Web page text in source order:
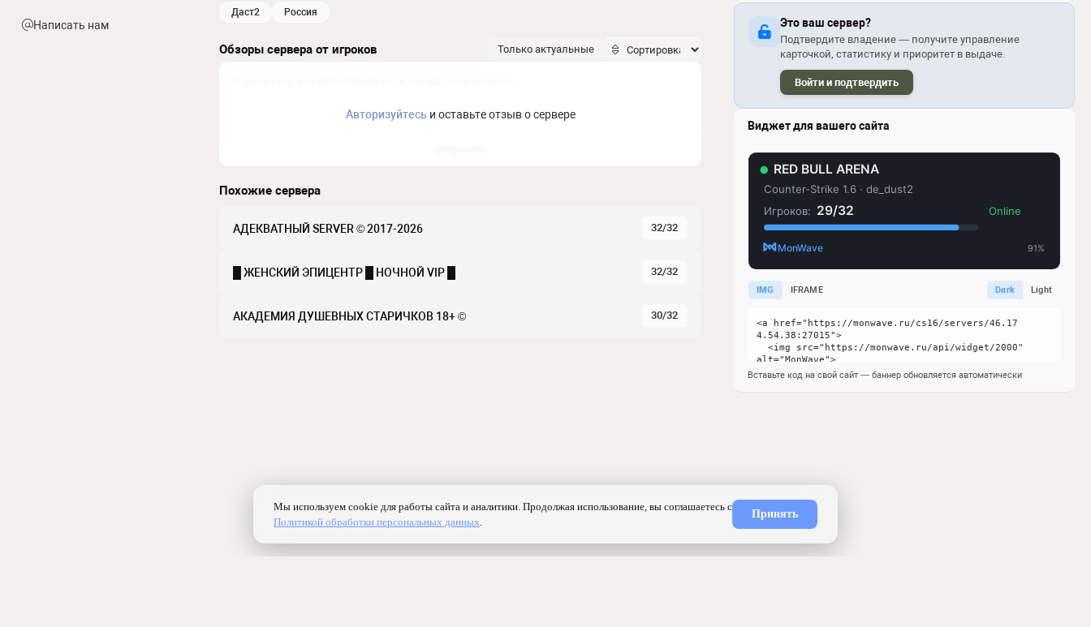
Написать нам
даст2 россия
Обзоры сервера от игроков Только актуальные
Авторизуйтесьи оставьте отзыв о сервере
Похожие сервера
АДЕКВАТНЫЙ SERVER © 2017-2026 32/32
█ ЖЕНСКИЙ ЭПИЦЕНТР █ НОЧНОЙ VIP █ 32/32
АКАДЕМИЯ ДУШЕВНЫХ СТАРИЧКОВ 18+ © 30/32
Это ваш сервер?
Подтвердите владение — получите управление
карточкой, статистику и приоритет в выдаче.
Войти и подтвердить
Виджет для вашего сайта
IMG IFRAME Dark Light
Вставьте код на свой сайт — баннер обновляется автоматически